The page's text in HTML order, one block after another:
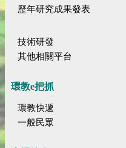
歷年研究成果發表
技術研發
其他相關平台
環教e把抓
環教快遞
一般民眾